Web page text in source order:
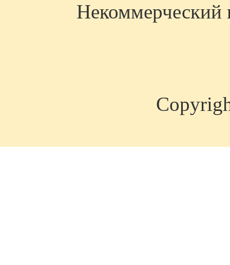
Некоммерческий